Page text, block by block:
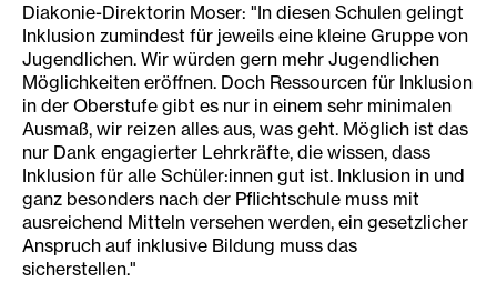
Diakonie-Direktorin Moser: "In diesen Schulen gelingt
Inklusion zumindest für jeweils eine kleine Gruppe von
Jugendlichen. Wir würden gern mehr Jugendlichen
Möglichkeiten eröffnen. Doch Ressourcen für Inklusion
in der Oberstufe gibt es nur in einem sehr minimalen
Ausmaß, wir reizen alles aus, was geht. Möglich ist das
nur Dank engagierter Lehrkräfte, die wissen, dass
Inklusion für alle Schüler:innen gut ist. Inklusion in und
ganz besonders nach der Pflichtschule muss mit
ausreichend Mitteln versehen werden, ein gesetzlicher
Anspruch auf inklusive Bildung muss das
sicherstellen."